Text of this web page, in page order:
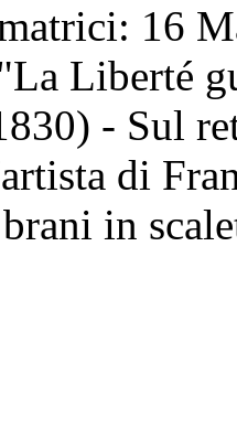
16
Liberté
- Sul
di
in